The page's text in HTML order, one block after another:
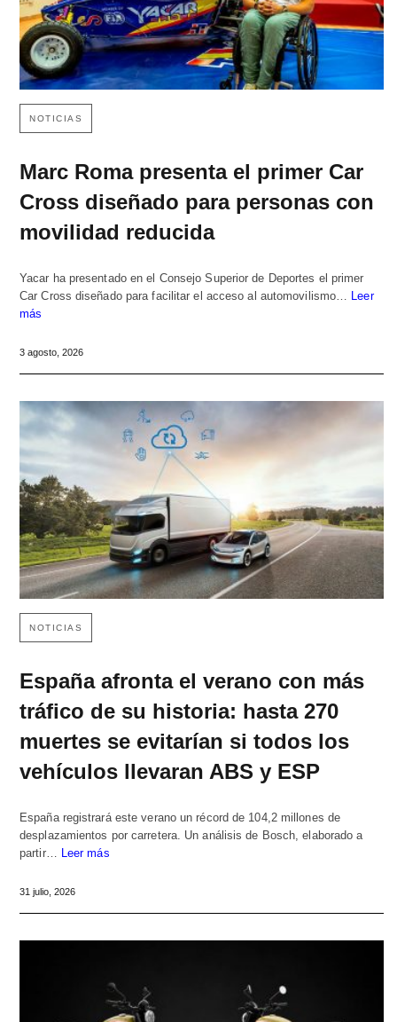
NOTICIAS
Marc Roma presenta el primer Car
Cross diseñado para personas con
movilidad reducida
Yacar ha presentado en el Consejo Superior de Deportes el primer
Car Cross diseñado para facilitar el acceso al automovilismo… Leer
más
3 agosto, 2026
NOTICIAS
España afronta el verano con más
tráfico de su historia: hasta 270
muertes se evitarían si todos los
vehículos llevaran ABS y ESP
España registrará este verano un récord de 104,2 millones de
desplazamientos por carretera. Un análisis de Bosch, elaborado a
partir… Leer más
31 julio, 2026